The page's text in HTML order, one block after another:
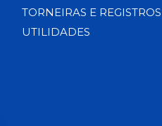
TORNEIRAS E REGISTROS
UTILIDADES